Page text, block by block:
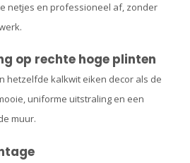
netjes en professioneel af, zonder
op rechte hoge plinten
hetzelfde kalkwit eiken decor als de
uniforme uitstraling en een
muur.